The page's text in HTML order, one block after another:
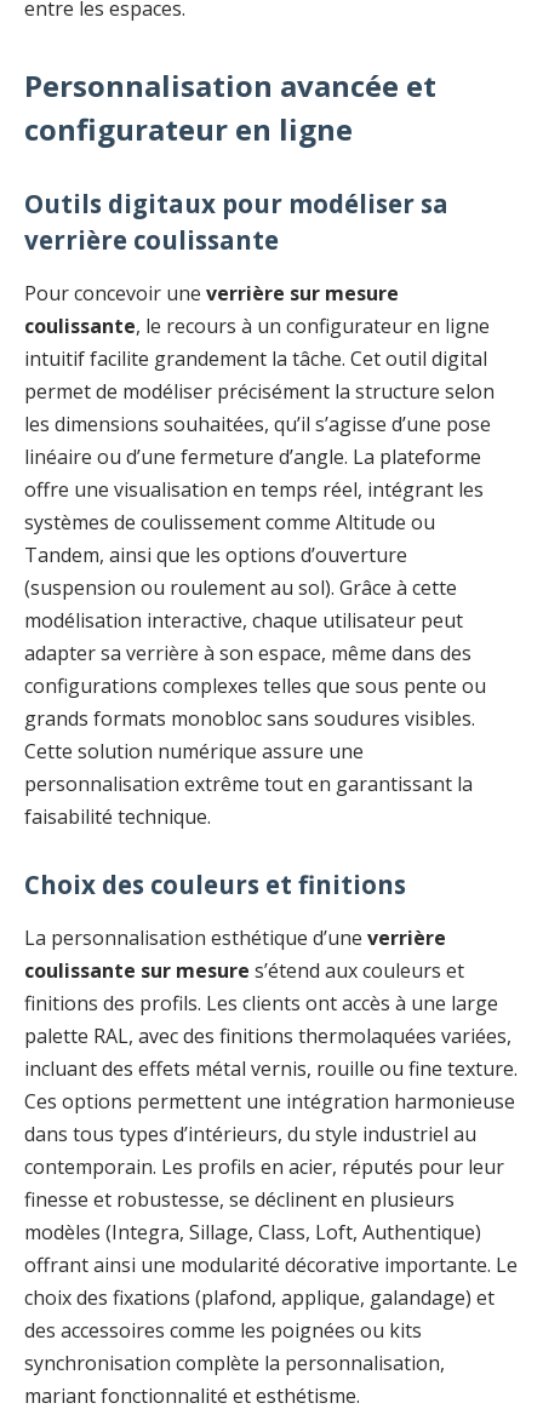
entre les espaces.
Personnalisation avancée et
configurateur en ligne
Outils digitaux pour modéliser sa
verrière coulissante
Pour concevoir une verrière sur mesure
coulissante, le recours à un configurateur en ligne
intuitif facilite grandement la tâche. Cet outil digital
permet de modéliser précisément la structure selon
les dimensions souhaitées, qu’il s’agisse d’une pose
linéaire ou d’une fermeture d’angle. La plateforme
offre une visualisation en temps réel, intégrant les
systèmes de coulissement comme Altitude ou
Tandem, ainsi que les options d’ouverture
(suspension ou roulement au sol). Grâce à cette
modélisation interactive, chaque utilisateur peut
adapter sa verrière à son espace, même dans des
configurations complexes telles que sous pente ou
grands formats monobloc sans soudures visibles.
Cette solution numérique assure une
personnalisation extrême tout en garantissant la
faisabilité technique.
Choix des couleurs et finitions
La personnalisation esthétique d’une verrière
coulissante sur mesure s’étend aux couleurs et
finitions des profils. Les clients ont accès à une large
palette RAL, avec des finitions thermolaquées variées,
incluant des effets métal vernis, rouille ou fine texture.
Ces options permettent une intégration harmonieuse
dans tous types d’intérieurs, du style industriel au
contemporain. Les profils en acier, réputés pour leur
finesse et robustesse, se déclinent en plusieurs
modèles (Integra, Sillage, Class, Loft, Authentique)
offrant ainsi une modularité décorative importante. Le
choix des fixations (plafond, applique, galandage) et
des accessoires comme les poignées ou kits
synchronisation complète la personnalisation,
mariant fonctionnalité et esthétisme.